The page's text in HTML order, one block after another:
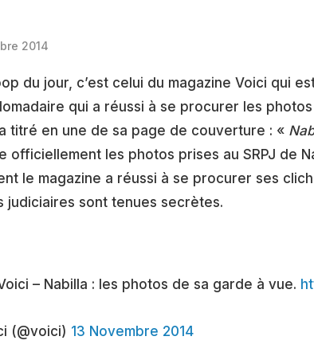
2014
du jour, c’est celui du magazine Voici qui
qui a réussi à se procurer les
titré en une de sa page de couverture : «
officiellement les photos prises au SRPJ de
le magazine a réussi à se procurer ses
judiciaires sont tenues secrètes.
– Nabilla : les photos de sa garde à vue.
(@voici) 13 Novembre 2014